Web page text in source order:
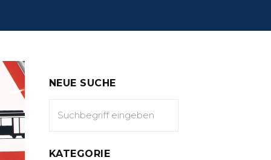
NEUE SUCHE
KATEGORIE